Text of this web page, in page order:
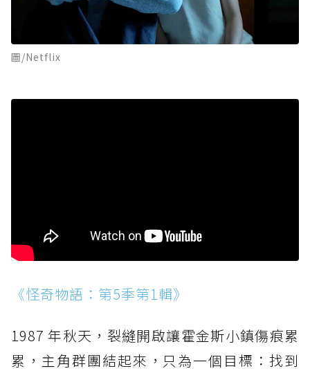
圖/Netflix
《怪奇物語：第5季第1輯》
1987 年秋天，裂縫開啟讓霍金斯小鎮傷痕累
累，主角群團結起來，只為一個目標：找到